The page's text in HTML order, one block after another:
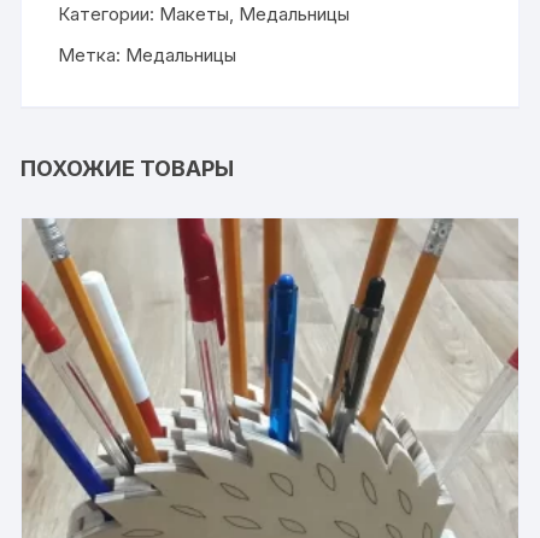
Категории: Макеты Медальницы
Метка: Медальницы
ПОХОЖИЕ ТОВАРЫ